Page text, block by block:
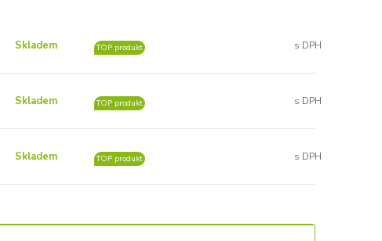
Skladem TOP produkt
Skladem TOP produkt
Skladem TOP produkt